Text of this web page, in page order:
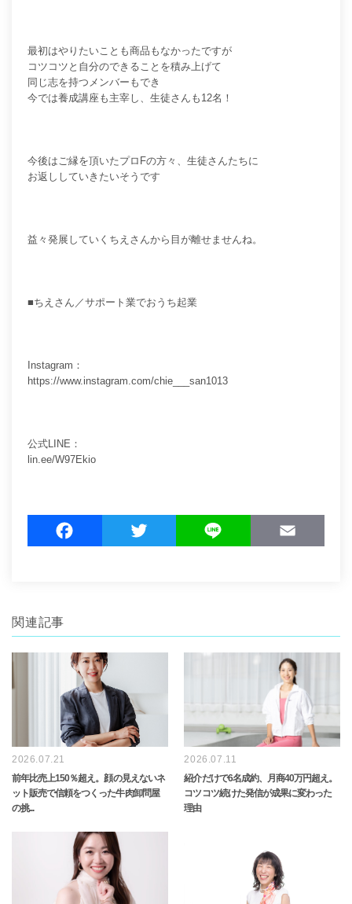
最初はやりたいことも商品もなかったですが
コツコツと自分のできることを積み上げて
同じ志を持つメンバーもでき
今では養成講座も主宰し、生徒さんも12名！
今後はご縁を頂いたプロFの方々、生徒さんたちに
お返ししていきたいそうです
益々発展していくちえさんから目が離せませんね。
■ちえさん／サポート業でおうち起業
Instagram ：
https://www.instagram.com/chie___san1013
公式LINE：
lin.ee/W97Ekio
a
o
o
k
w
e
i
関連記事
2026.07.21
前年比売上150％超え。顔の見えないネ
ット販売で信頼をつくった牛肉卸問屋
の挑...
2026.07.11
紹介だけで6名成約、月商40万円超え。
コツコツ続けた発信が成果に変わった
理由